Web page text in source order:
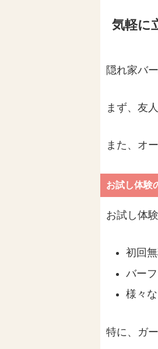
気軽に
隠れ家バ
まず、友
また、オ
お試し体験
お試し体
初回
バー
様々
特に、ガ